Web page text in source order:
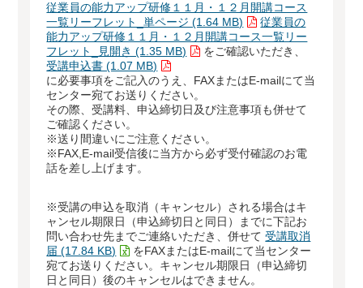
従業員の能力アップ研修１１月・１２月開講コース
一覧リーフレット_単ページ (1.64 MB)
従業員の
能力アップ研修１１月・１２月開講コース一覧リー
フレット_見開き (1.35 MB)
をご確認いただき、
受講申込書 (1.07 MB)
に必要事項をご記入のうえ、FAXまたはE-mailにて当
センター宛てお送りください。
その際、受講料、申込締切日及び注意事項も併せて
ご確認ください。
※送り間違いにご注意ください。
※FAX,E-mail受信後に当方から必ず受付確認のお電
話を差し上げます。
※受講の申込を取消（キャンセル）される場合はキ
ャンセル期限日（申込締切日と同日）までに下記お
問い合わせ先までご連絡いただき、併せて 受講取消
届 (17.84 KB)
をFAXまたはE-mailにて当センター
宛てお送りください。キャンセル期限日（申込締切
日と同日）後のキャンセルはできません。